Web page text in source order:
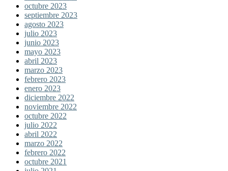
octubre 2023
septiembre 2023
agosto 2023
julio 2023
junio 2023
mayo 2023
abril 2023
marzo 2023
febrero 2023
enero 2023
diciembre 2022
noviembre 2022
octubre 2022
julio 2022
abril 2022
marzo 2022
febrero 2022
octubre 2021